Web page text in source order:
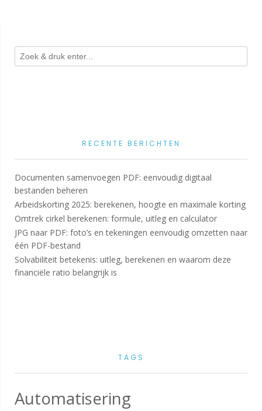
RECENTE BERICHTEN
Documenten samenvoegen PDF: eenvoudig digitaal
bestanden beheren
Arbeidskorting 2025: berekenen, hoogte en maximale korting
Omtrek cirkel berekenen: formule, uitleg en calculator
JPG naar PDF: foto’s en tekeningen eenvoudig omzetten naar
één PDF-bestand
Solvabiliteit betekenis: uitleg, berekenen en waarom deze
financiële ratio belangrijk is
TAGS
Automatisering